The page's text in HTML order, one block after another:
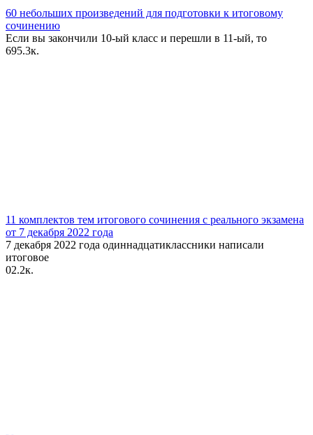
60 небольших произведений для подготовки к итоговому
сочинению
Если вы закончили 10-ый класс и перешли в 11-ый, то
695.3к.
11 комплектов тем итогового сочинения с реального экзамена
от 7 декабря 2022 года
7 декабря 2022 года одиннадцатиклассники написали
итоговое
02.2к.